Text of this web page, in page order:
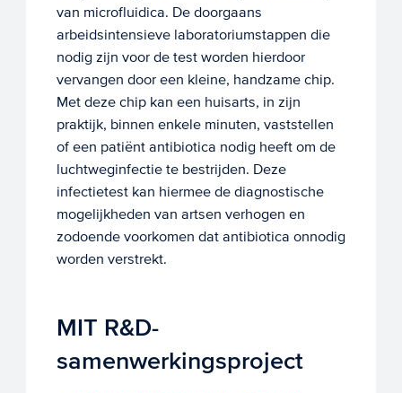
van microfluidica. De doorgaans
arbeidsintensieve laboratoriumstappen die
nodig zijn voor de test worden hierdoor
vervangen door een kleine, handzame chip.
Met deze chip kan een huisarts, in zijn
praktijk, binnen enkele minuten, vaststellen
of een patiënt antibiotica nodig heeft om de
luchtweginfectie te bestrijden. Deze
infectietest kan hiermee de diagnostische
mogelijkheden van artsen verhogen en
zodoende voorkomen dat antibiotica onnodig
worden verstrekt.
MIT R&D-
samenwerkingsproject